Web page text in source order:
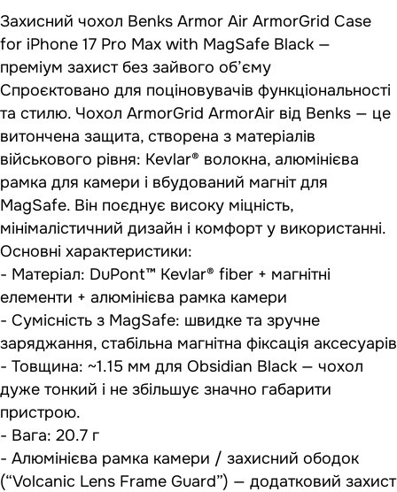
Захисний чохол Benks Armor Air ArmorGrid Case
for iPhone 17 Pro Max with MagSafe Black —
преміум захист без зайвого об’єму
Спроєктовано для поціновувачів функціональності
та стилю. Чохол ArmorGrid ArmorAir від Benks — це
витончена защита, створена з матеріалів
військового рівня: Kevlar® волокна, алюмінієва
рамка для камери і вбудований магніт для
MagSafe. Він поєднує високу міцність,
мінімалістичний дизайн і комфорт у використанні.
Основні характеристики:
- Матеріал: DuPont™ Kevlar® fiber + магнітні
елементи + алюмінієва рамка камери
- Сумісність з MagSafe: швидке та зручне
заряджання, стабільна магнітна фіксація аксесуарів
- Товщина: ~1.15 мм для Obsidian Black — чохол
дуже тонкий і не збільшує значно габарити
пристрою.
- Вага: 20.7 г
- Алюмінієва рамка камери / захисний ободок
(“Volcanic Lens Frame Guard”) — додатковий захист